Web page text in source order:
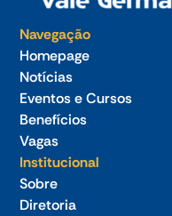
Navegação
Homepage
Notícias
Eventos e Cursos
Benefícios
Vagas
Institucional
Sobre
Diretoria